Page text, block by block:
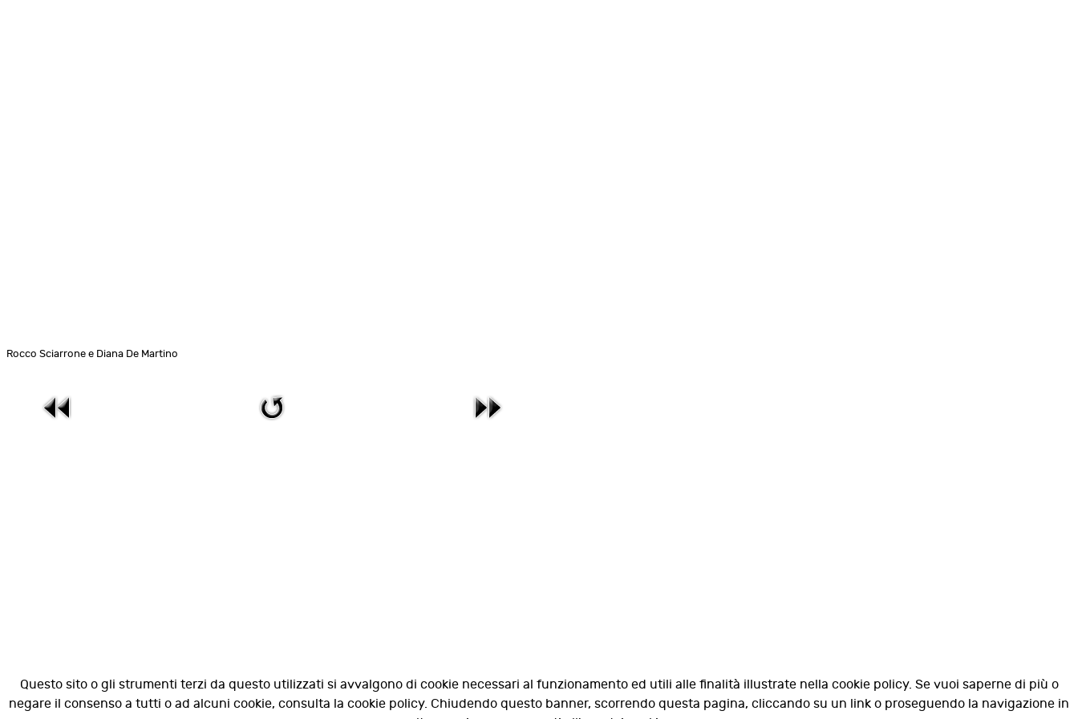
Rocco Sciarrone e Diana De Martino
Questo sito o gli strumenti terzi da questo utilizzati si avvalgono di cookie necessari al funzionamento ed utili alle finalità illustrate nella cookie policy. Se vuoi saperne di più o
negare il consenso a tutti o ad alcuni cookie, consulta la cookie policy. Chiudendo questo banner, scorrendo questa pagina, cliccando su un link o proseguendo la navigazione in